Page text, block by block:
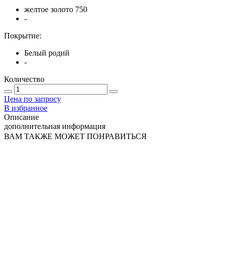
желтое золото 750
-
Покрытие:
Белый родий
-
Количество
Цена по запросу
В избранное
Описание
дополнительная информация
ВАМ ТАКЖЕ МОЖЕТ ПОНРАВИТЬСЯ